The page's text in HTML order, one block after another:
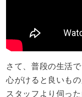
さて、普段の生活
心がけると良いもの
スタッフより伺っ